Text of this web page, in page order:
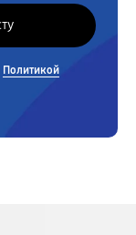
Политикой